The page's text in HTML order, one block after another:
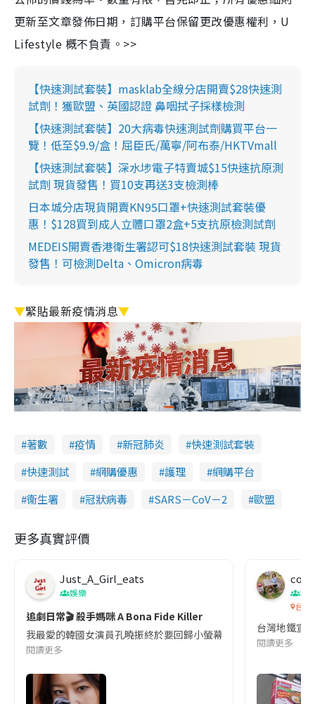
更新至文章發佈日期，訂購平台保留更改優惠權利，U
Lifestyle 概不負責。>>
【快速測試套裝】masklab全線分店開賣$28快速測
試劑！獲歐盟、英國認證 鼻咽拭子採樣檢測
【快速測試套裝】20大病毒快速測試劑購買平台一
覽！低至$9.9/盒！屈臣氏/萬寧/阿布泰/HKTVmall
【快速測試套裝】深水埗電子特賣城$15快速抗原測
試劑 現貨發售！買10支再送3支檢測棒
日本城分店現貨開賣KN95口罩+快速測試套裝優
惠！$128買到成人立體口罩2盒+5支抗原檢測試劑
MEDEIS開賣香港衛生署認可$18快速測試套裝 現貨
發售！可檢測Delta、Omicron病毒
▼緊貼最新疫情消息▼
著數 疫情 新冠肺炎
快速測試套裝
快速測試
網購優惠 護理
網購平台
衞生署
冠狀病毒 SARS－CoV－2 歐盟
更多真實評價
Just_A_Girl_eats
娛樂
追劇日常🎬 殺手媽咪 A Bona Fide Killer
我最愛的韓國女演員孔曉振終於要回歸小螢幕啦!這次的劇本改編
閱讀更多
co
吹
台灣
台灣地鐵宣
閱讀更多